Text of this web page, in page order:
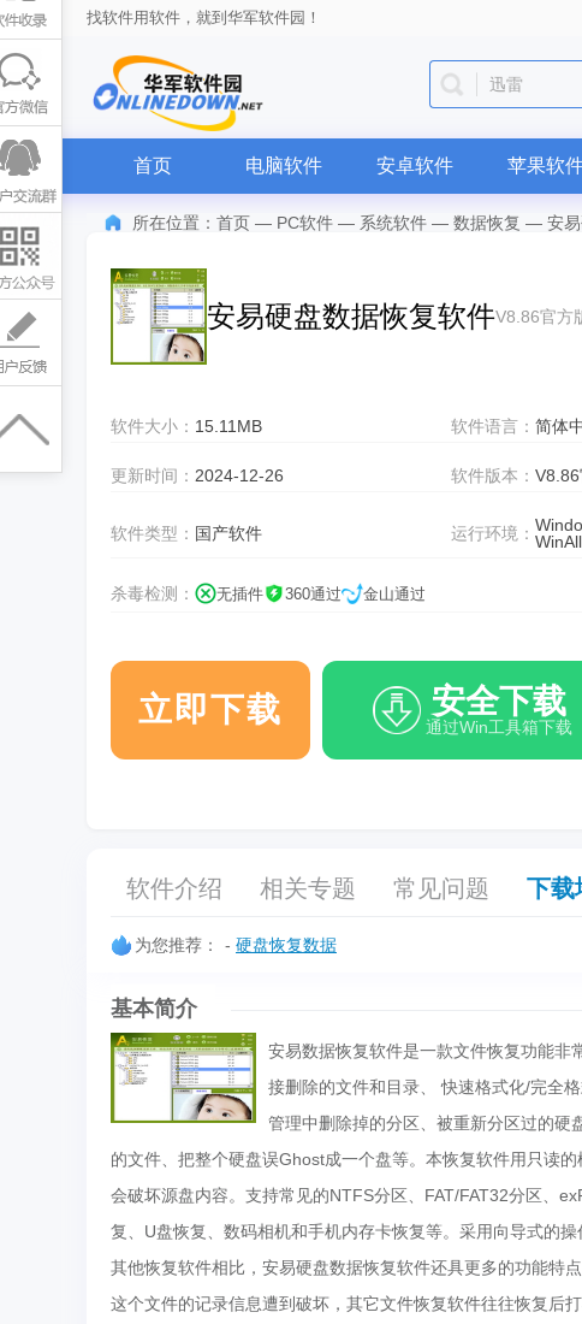
找软件用软件，就到华军软件园！
迅雷
首页 电脑软件 安卓软件 苹果软
所在位置： 首页 — PC软件 — 系统软件 — 数据恢复 — 安
安易硬盘数据恢复软件V8.86官方
软件大小： 15.11MB 软件语言：简体
更新时间： 2024-12-26 软件版本：
软件类型： 国产软件 运行环境：WinAll
杀毒检测： 无插件 360通过 金山通过
立即下载 安全下载
通过Win工具箱下载
软件介绍 相关专题 常见问题 下载
为您推荐： - 硬盘恢复数据
基本简介
安易数据恢复软件是一款文件恢复功能非
接删除的文件和目录、 快速格式化/完全
管理中删除掉的分区、被重新分区过的硬
的文件、把整个硬盘误Ghost成一个盘等。本恢复软件用只读
会破坏源盘内容。支持常见的NTFS分区、FAT/FAT32分区、
复、U盘恢复、数码相机和手机内存卡恢复等。采用向导式的
其他恢复软件相比，安易硬盘数据恢复软件还具更多的功能特
这个文件的记录信息遭到破坏，其它文件恢复软件往往恢复后